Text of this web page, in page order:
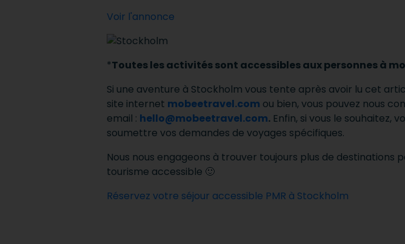
Voir l'annonce
*Toutes les activités sont accessibles aux personnes à
Si une aventure à Stockholm vous tente après avoir lu cet
site internet mobeetravel.com ou bien, vous pouvez nous
email : hello@mobeetravel.com. Enfin, si vous le souhaitez,
soumettre vos demandes de voyages spécifiques.
Nous nous engageons à trouver toujours plus de destinations
tourisme accessible 🙂
Réservez votre séjour accessible PMR à Stockholm